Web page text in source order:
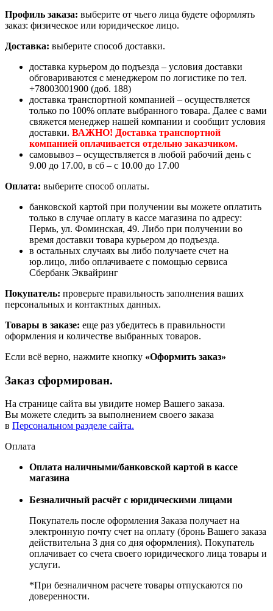
Профиль заказа: выберите от чьего лица будете оформлять
заказ: физическое или юридическое лицо.
Доставка: выберите способ доставки.
доставка курьером до подъезда – условия доставки
обговариваются с менеджером по логистике по тел.
+78003001900 (доб. 188)
доставка транспортной компанией – осуществляется
только по 100% оплате выбранного товара. Далее с вами
свяжется менеджер нашей компании и сообщит условия
доставки. ВАЖНО! Доставка транспортной
компанией оплачивается отдельно заказчиком.
самовывоз – осуществляется в любой рабочий день с
9.00 до 17.00, в сб – с 10.00 до 17.00
Оплата: выберите способ оплаты.
банковской картой при получении вы можете оплатить
только в случае оплату в кассе магазина по адресу:
Пермь, ул. Фоминская, 49. Либо при получении во
время доставки товара курьером до подъезда.
в остальных случаях вы либо получаете счет на
юр.лицо, либо оплачиваете с помощью сервиса
Сбербанк Эквайринг
Покупатель: проверьте правильность заполнения ваших
персональных и контактных данных.
Товары в заказе: еще раз убедитесь в правильности
оформления и количестве выбранных товаров.
Если всё верно, нажмите кнопку «Оформить заказ»
Заказ сформирован.
На странице сайта вы увидите номер Вашего заказа.
Вы можете следить за выполнением своего заказа
в Персональном разделе сайта.
Оплата
Оплата наличными/банковской картой в кассе
магазина
Безналичный расчёт с юридическими лицами
Покупатель после оформления Заказа получает на
электронную почту счет на оплату (бронь Вашего заказа
действительна 3 дня со дня оформления). Покупатель
оплачивает со счета своего юридического лица товары и
услуги.
*При безналичном расчете товары отпускаются по
доверенности.